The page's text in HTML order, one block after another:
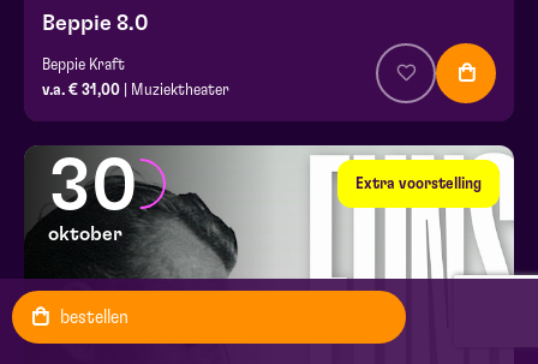
bestellen
Beppie 8.0
Beppie Kraft
v.a. € 31,00 | Muziektheater
Extra voorstelling
30
oktober